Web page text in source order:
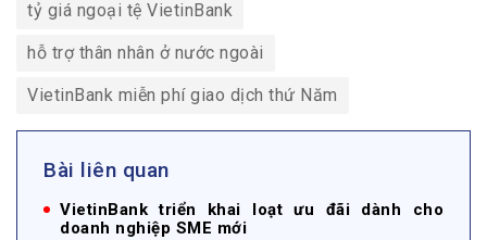
tỷ giá ngoại tệ VietinBank
hỗ trợ thân nhân ở nước ngoài
VietinBank miễn phí giao dịch thứ Năm
Bài liên quan
VietinBank triển khai loạt ưu đãi dành cho
doanh nghiệp SME mới